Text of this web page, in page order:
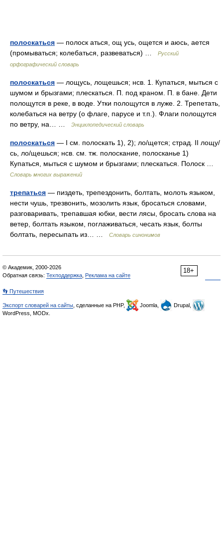
полоскаться — полоск аться, ощ усь, ощется и аюсь, ается
(промываться; колебаться, развеваться) …
Русский
орфографический словарь
полоскаться — лощусь, лощешься; нсв. 1. Купаться, мыться с
шумом и брызгами; плескаться. П. под краном. П. в бане. Дети
полощутся в реке, в воде. Утки полощутся в луже. 2. Трепетать,
колебаться на ветру (о флаге, парусе и т.п.). Флаги полощутся
по ветру, на… …
Энциклопедический словарь
полоскаться — I см. полоскать 1), 2); ло/щется; страд. II лощу/
сь, ло/щешься; нсв. см. тж. полоскание, полосканье 1)
Купаться, мыться с шумом и брызгами; плескаться. Полоск …
Словарь многих выражений
трепаться — пиздеть, трепездонить, болтать, молоть языком,
нести чушь, трезвонить, мозолить язык, бросаться словами,
разговаривать, трепавшая юбки, вести лясы, бросать слова на
ветер, болтать языком, поглаживаться, чесать язык, болты
болтать, пересыпать из… …
Словарь синонимов
18+
© Академик, 2000-2026
Обратная связь: Техподдержка Реклама на сайте
👣 Путешествия
Экспорт словарей на сайты , сделанные на PHP, Joomla,
Drupal,
WordPress, MODx.